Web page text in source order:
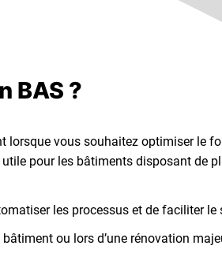
BAS ?
lorsque vous souhaitez optimiser le
pour les bâtiments disposant de
les processus et de faciliter
ou lors d’une rénovation